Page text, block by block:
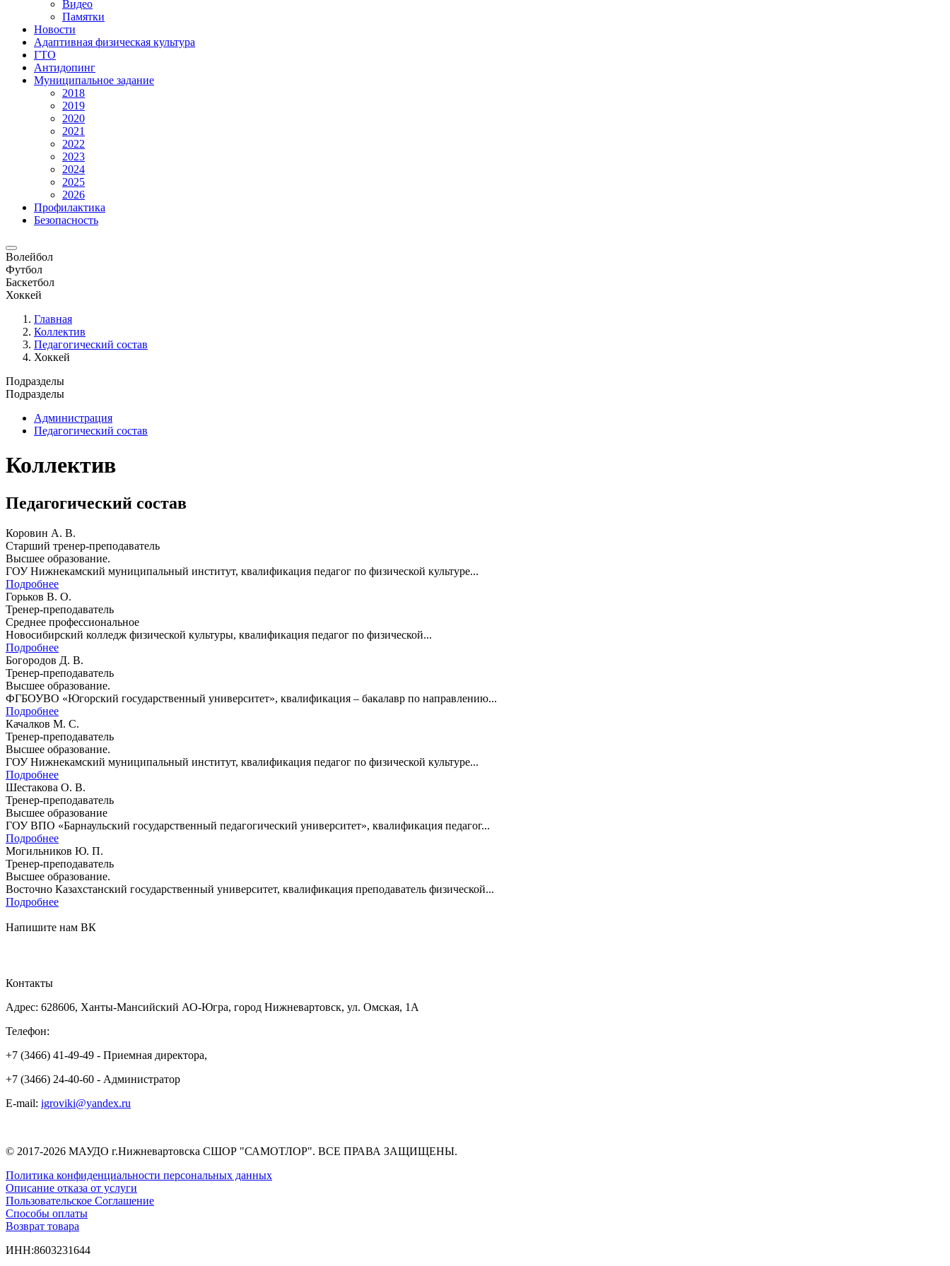
Видео
Памятки
Новости
Адаптивная физическая культура
ГТО
Антидопинг
Муниципальное задание
2018
2019
2020
2021
2022
2023
2024
2025
2026
Профилактика
Безопасность
Волейбол
Футбол
Баскетбол
Хоккей
Главная
Коллектив
Педагогический состав
Хоккей
Подразделы
Подразделы
Администрация
Педагогический состав
Коллектив
Педагогический состав
Коровин А. В.
Старший тренер-преподаватель
Высшее образование.
ГОУ Нижнекамский муниципальный институт, квалификация педагог по физической культуре...
Подробнее
Горьков В. О.
Тренер-преподаватель
Среднее профессиональное
Новосибирский колледж физической культуры, квалификация педагог по физической...
Подробнее
Богородов Д. В.
Тренер-преподаватель
Высшее образование.
ФГБОУВО «Югорский государственный университет», квалификация – бакалавр по направлению...
Подробнее
Качалков М. С.
Тренер-преподаватель
Высшее образование.
ГОУ Нижнекамский муниципальный институт, квалификация педагог по физической культуре...
Подробнее
Шестакова О. В.
Тренер-преподаватель
Высшее образование
ГОУ ВПО «Барнаульский государственный педагогический университет», квалификация педагог...
Подробнее
Могильников Ю. П.
Тренер-преподаватель
Высшее образование.
Восточно Казахстанский государственный университет, квалификация преподаватель физической...
Подробнее
Напишите нам ВК
Контакты
Адрес: 628606, Ханты-Мансийский АО-Югра, город Нижневартовск, ул. Омская, 1А
Телефон:
+7 (3466) 41-49-49 - Приемная директора,
+7 (3466) 24-40-60 - Администратор
E-mail: igroviki@yandex.ru
© 2017-2026 МАУДО г.Нижневартовска СШОР "САМОТЛОР". ВСЕ ПРАВА ЗАЩИЩЕНЫ.
Политика конфиденциальности персональных данных
Описание отказа от услуги
Пользовательское Соглашение
Способы оплаты
Возврат товара
ИНН:8603231644